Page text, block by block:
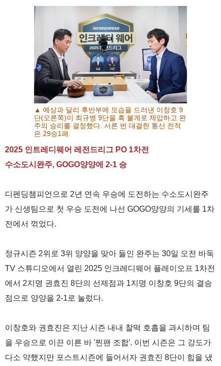
▲ 예상과 달리 후반부에 모습을 드러낸 이창호 9
단(오른쪽)이 최규병 9단을 흑 불계로 제압하고 완
주의 승리를 결정했다. 서른 번 대결한 통산 전적
은 29승1패.
2025 인트레디웨어 레전드리그 PO 1차전
수소도시완주, GOGO양양에 2-1 승
디펜딩챔피언으로 2년 연속 우승에 도전하는 수소도시완주
가 신생팀으로 첫 우승 도전에 나선 GOGO양양의 기세를 1차
전에서 꺾었다.
정규시즌 2위로 3위 양양을 맞아 들인 완주는 30일 오전 바둑
TV 스튜디오에서 열린 2025 인크레디웨어 플레이오프 1차전
에서 2지명 권효진 8단의 선제점과 1지명 이창호 9단의 결승
점으로 양양을 2-1로 눌렀다.
이창호와 권효진은 지난 시즌 내내 찰떡 호흡을 과시하며 팀
을 우승으로 이끈 이른 바 '찐팬 조합'. 이번 시즌은 그 강도가
다소 약했지만 포스트시즌에 들어서자 권효진 8단이 힘을 냈